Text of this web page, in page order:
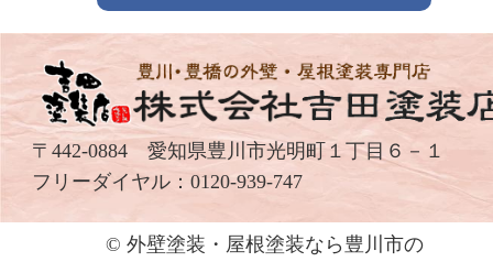
〒442-0884 愛知県豊川市光明町１丁目６－１
フリーダイヤル： 0120-939-747
© 外壁塗装・屋根塗装なら豊川市の